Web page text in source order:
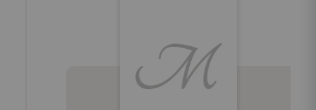
mais ses conseils s'adaptent parfaitement à d'autres
situations et sont accessibles à tous les croyants.
L'auteur questionne de façon pertinente certains
modes de fonctionnement de l'Eglise afin de conduire